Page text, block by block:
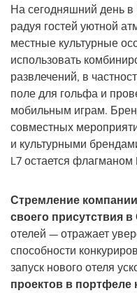
На сегодняшний день в
радуя гостей уютной
местные культурные
использовать
развлечений, в
поле для гольфа и
мобильным играм.
совместных
и культурными
L7 остается
Стремление
своего присутствия
отелей — отражает
способности
запуск нового отеля
проектов в портфеле